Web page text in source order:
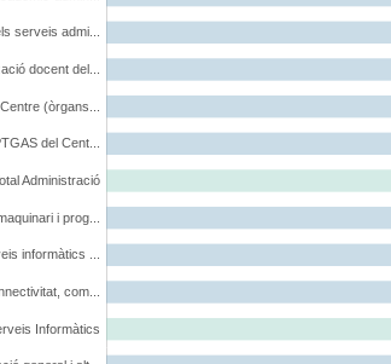
Informàtics
com...
informàtics ...
i prog...
Administració
del Cent...
(òrgans...
docent del...
serveis admi...